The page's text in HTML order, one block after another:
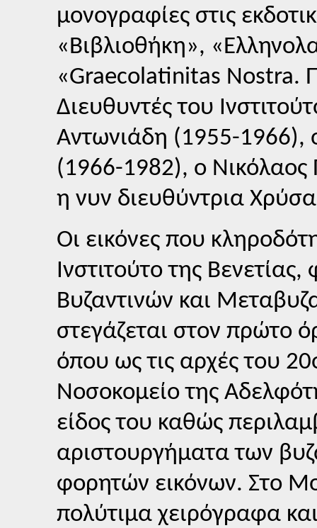
μονογραφίες στις
«Βιβλιοθήκη»,
«Graecolatinitas Nostra.
Διευθυντές του
Αντωνιάδη (1955-
(1966-1982), ο
η νυν διευθύντρια
Οι εικόνες που
Ινστιτούτο της
Βυζαντινών και
στεγάζεται στον πρώτο
όπου ως τις αρχές του
Νοσοκομείο της
είδος του καθώς
αριστουργήματα των
φορητών εικόνων. Στο
πολύτιμα χειρόγραφα